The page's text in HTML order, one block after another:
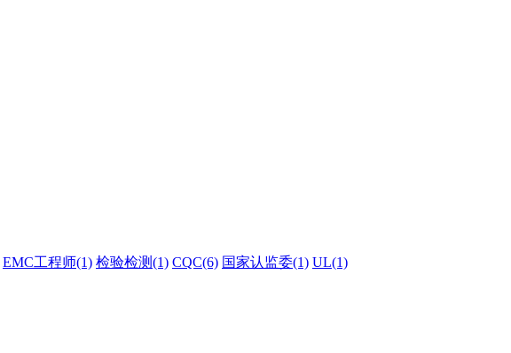
EMC工程师(1) 检验检测(1) CQC(6) 国家认监委(1) UL(1)